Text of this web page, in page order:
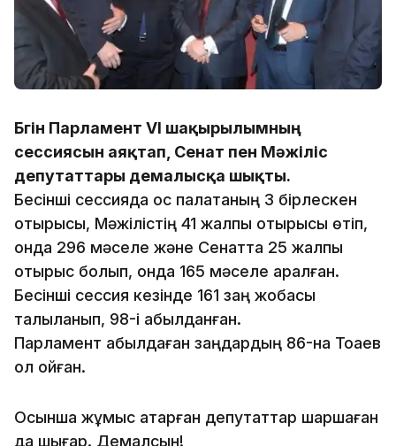
Бүгін Парламент VI шақырылымның
сессиясын аяқтап, Сенат пен Мәжіліс
депутаттары демалысқа шықты.
Бесінші сессияда қос палатаның 3 бірлескен
отырысы, Мәжілістің 41 жалпы отырысы өтіп,
онда 296 мәселе және Сенатта 25 жалпы
отырыс болып, онда 165 мәселе қаралған.
Бесінші сессия кезінде 161 заң жобасы
талқыланып, 98-і қабылданған.
Парламент қабылдаған заңдардың 86-на Тоқаев
қол қойған.
Осынша жұмыс атқарған депутаттар шаршаған
да шығар. Демалсын!